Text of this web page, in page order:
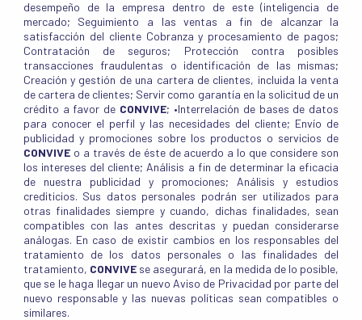
desempeño de la empresa dentro de este (inteligencia de
mercado; Seguimiento a las ventas a fin de alcanzar la
satisfacción del cliente Cobranza y procesamiento de pagos;
Contratación de seguros; Protección contra posibles
transacciones fraudulentas o identificación de las mismas;
Creación y gestión de una cartera de clientes, incluida la venta
de cartera de clientes; Servir como garantía en la solicitud de un
crédito a favor de CONVIVE; •Interrelación de bases de datos
para conocer el perfil y las necesidades del cliente; Envío de
publicidad y promociones sobre los productos o servicios de
CONVIVEo a través de éste de acuerdo a lo que considere son
los intereses del cliente; Análisis a fin de determinar la eficacia
de nuestra publicidad y promociones; Análisis y estudios
crediticios. Sus datos personales podrán ser utilizados para
otras finalidades siempre y cuando, dichas finalidades, sean
compatibles con las antes descritas y puedan considerarse
análogas. En caso de existir cambios en los responsables del
tratamiento de los datos personales o las finalidades del
tratamiento, CONVIVEse asegurará, en la medida de lo posible,
que se le haga llegar un nuevo Aviso de Privacidad por parte del
nuevo responsable y las nuevas políticas sean compatibles o
similares.